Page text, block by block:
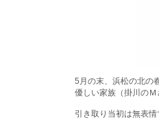
5月の末、浜松の北の
優しい家族（掛川の
引き取り当初は無表